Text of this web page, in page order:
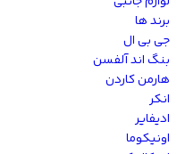
برند ها
جی بی ال
بنگ اند آلفسن
هارمن کاردن
انکر
ادیفایر
اونیکوما